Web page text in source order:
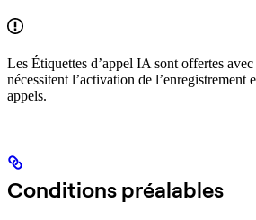
Les Étiquettes d’appel IA sont offertes
nécessitent l’activation de l’enregistrement
appels.
Conditions préalables